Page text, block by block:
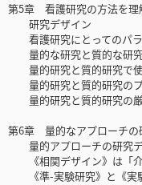
第5章 看護研究の方法を理
研究デザイン
看護研究にとってのパ
量的な研究と質的な研
量的研究と質的研究で使
量的研究と質的研究の
量的研究と質的研究の
第6章 量的なアプローチの
量的アプローチの研究デ
《相関デザイン》は「介
《準-実験研究》と《実